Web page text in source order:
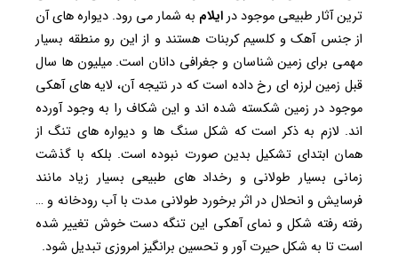
ترین آثار طبیعی موجود درایلام به شمار می رود. دیواره های آن
از جنس آهک و کلسیم کربنات هستند و از این رو منطقه بسیار
مهمی برای زمین شناسان و جغرافی دانان است. میلیون ها سال
قبل زمین لرزه ای رخ داده است که در نتیجه آن، لایه های آهکی
موجود در زمین شکسته شده اند و این شکاف را به وجود آورده
اند. لازم به ذکر است که شکل سنگ ها و دیواره های تنگ از
همان ابتدای تشکیل بدین صورت نبوده است. بلکه با گذشت
زمانی بسیار طولانی و رخداد های طبیعی بسیار زیاد مانند
فرسایش و انحلال در اثر برخورد طولانی مدت با آب رودخانه و …
رفته رفته شکل و نمای آهکی این تنگه دست خوش تغییر شده
است تا به شکل حیرت آور و تحسین برانگیز امروزی تبدیل شود.